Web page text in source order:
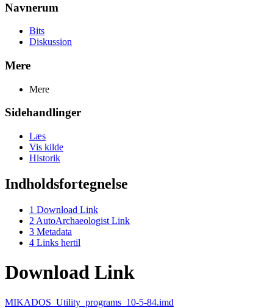
Navnerum
Bits
Diskussion
Mere
Mere
Sidehandlinger
Læs
Vis kilde
Historik
Indholdsfortegnelse
1 Download Link
2 AutoArchaeologist Link
3 Metadata
4 Links hertil
Download Link
MIKADOS_Utility_programs_10-5-84.imd